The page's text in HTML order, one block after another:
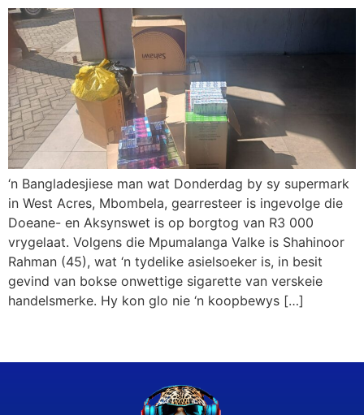
‘n Bangladesjiese man wat Donderdag by sy supermark
in West Acres, Mbombela, gearresteer is ingevolge die
Doeane- en Aksynswet is op borgtog van R3 000
vrygelaat. Volgens die Mpumalanga Valke is Shahinoor
Rahman (45), wat ‘n tydelike asielsoeker is, in besit
gevind van bokse onwettige sigarette van verskeie
handelsmerke. Hy kon glo nie ‘n koopbewys […]